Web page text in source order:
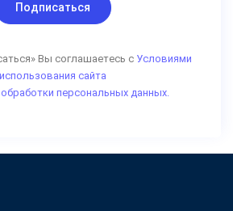
Подписаться
Вы соглашаетесь с Условиями
использования сайта
персональных данных.